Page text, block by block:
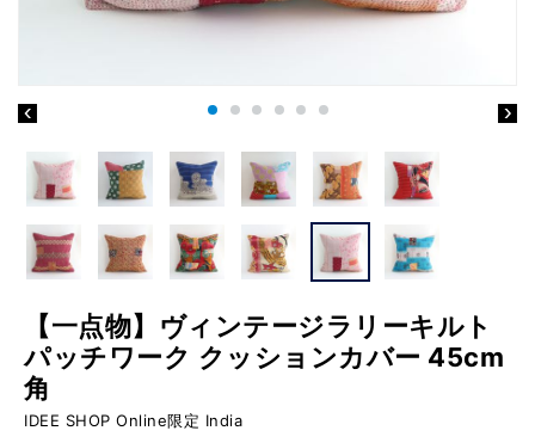
【一点物】ヴィンテージラリーキルト
パッチワーク クッションカバー 45cm
角
IDEE SHOP Online限定 India